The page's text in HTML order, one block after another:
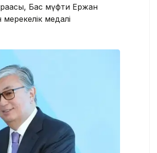
Бас мүфти Ержан
мерекелік медалі